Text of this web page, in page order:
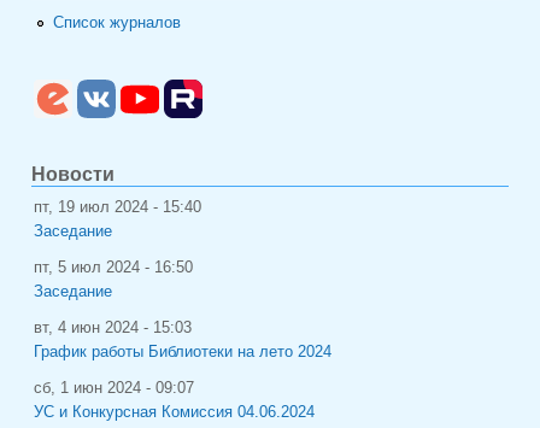
Список журналов
Новости
пт, 19 июл 2024 - 15:40
Заседание
пт, 5 июл 2024 - 16:50
Заседание
вт, 4 июн 2024 - 15:03
График работы Библиотеки на лето 2024
сб, 1 июн 2024 - 09:07
УС и Конкурсная Комиссия 04.06.2024